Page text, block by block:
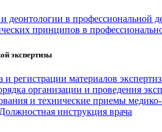
в профессиональной
принципов в
экспертизы
регистрации материалов
организации и проведения
и технические приемы
инструкция врача